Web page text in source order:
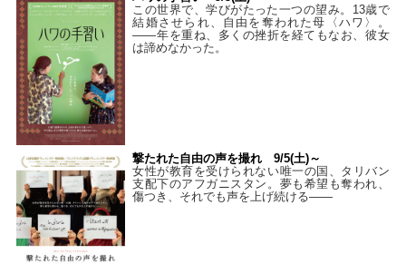
この世界で、学びがたった一つの望み。13歳で
結婚させられ、自由を奪われた母〈ハワ〉。
——年を重ね、多くの挫折を経てもなお、彼女
は諦めなかった。
撃たれた自由の声を撮れ 9/5(土)～
女性が教育を受けられない唯一の国、タリバン
支配下のアフガニスタン。夢も希望も奪われ、
傷つき、それでも声を上げ続ける——